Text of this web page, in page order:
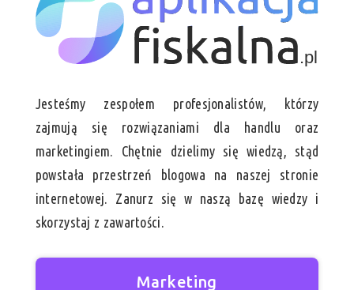
Jesteśmy zespołem profesjonalistów, którzy
zajmują się rozwiązaniami dla handlu oraz
marketingiem. Chętnie dzielimy się wiedzą, stąd
powstała przestrzeń blogowa na naszej stronie
internetowej. Zanurz się w naszą bazę wiedzy i
skorzystaj z zawartości.
Marketing